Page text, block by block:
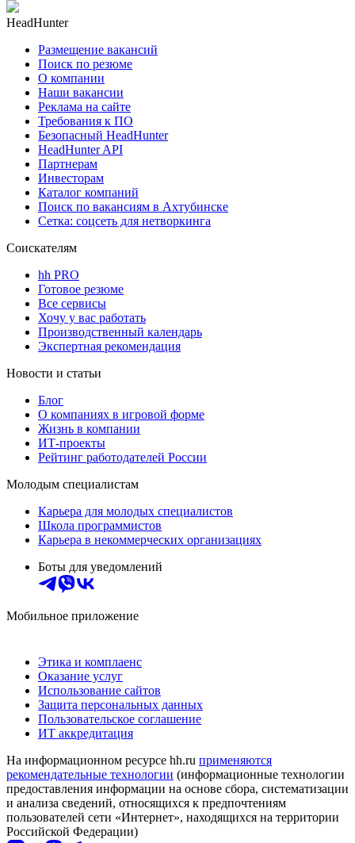
HeadHunter
Размещение вакансий
Поиск по резюме
О компании
Наши вакансии
Реклама на сайте
Требования к ПО
Безопасный HeadHunter
HeadHunter API
Партнерам
Инвесторам
Каталог компаний
Поиск по вакансиям в Ахтубинске
Сетка: соцсеть для нетворкинга
Соискателям
hh PRO
Готовое резюме
Все сервисы
Хочу у вас работать
Производственный календарь
Экспертная рекомендация
Новости и статьи
Блог
О компаниях в игровой форме
Жизнь в компании
ИТ-проекты
Рейтинг работодателей России
Молодым специалистам
Карьера для молодых специалистов
Школа программистов
Карьера в некоммерческих организациях
Боты для уведомлений
Мобильное приложение
Этика и комплаенс
Оказание услуг
Использование сайтов
Защита персональных данных
Пользовательское соглашение
ИТ аккредитация
На информационном ресурсе hh.ru применяются
рекомендательные технологии (информационные технологии
предоставления информации на основе сбора, систематизации
и анализа сведений, относящихся к предпочтениям
пользователей сети «Интернет», находящихся на территории
Российской Федерации)